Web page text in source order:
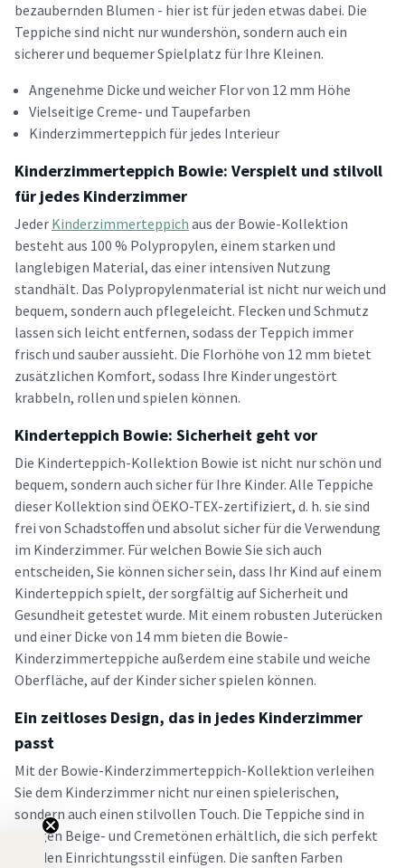
bezaubernden Blumen - hier ist für jeden etwas dabei. Die
Teppiche sind nicht nur wundershön, sondern auch ein
sicherer und bequemer Spielplatz für Ihre Kleinen.
Angenehme Dicke und weicher Flor von 12 mm Höhe
Vielseitige Creme- und Taupefarben
Kinderzimmerteppich für jedes Interieur
Kinderzimmerteppich Bowie: Verspielt und stilvoll
für jedes Kinderzimmer
Jeder Kinderzimmerteppich aus der Bowie-Kollektion
besteht aus 100 % Polypropylen, einem starken und
langlebigen Material, das einer intensiven Nutzung
standhält. Das Polypropylenmaterial ist nicht nur weich und
bequem, sondern auch pflegeleicht. Flecken und Schmutz
lassen sich leicht entfernen, sodass der Teppich immer
frisch und sauber aussieht. Die Florhöhe von 12 mm bietet
zusätzlichen Komfort, sodass Ihre Kinder ungestört
krabbeln, rollen und spielen können.
Kinderteppich Bowie: Sicherheit geht vor
Die Kinderteppich-Kollektion Bowie ist nicht nur schön und
bequem, sondern auch sicher für Ihre Kinder. Alle Teppiche
dieser Kollektion sind ÖEKO-TEX-zertifiziert, d. h. sie sind
frei von Schadstoffen und absolut sicher für die Verwendung
im Kinderzimmer. Für welchen Bowie Sie sich auch
entscheiden, Sie können sicher sein, dass Ihr Kind auf einem
Kinderteppich spielt, der sorgfältig auf Sicherheit und
Gesundheit getestet wurde. Mit einem robusten Juterücken
und einer Dicke von 14 mm bieten die Bowie-
Kinderzimmerteppiche außerdem eine stabile und weiche
Oberfläche, auf der Kinder sicher spielen können.
Ein zeitloses Design, das in jedes Kinderzimmer
passt
Mit der Bowie-Kinderzimmerteppich-Kollektion verleihen
Sie dem Kinderzimmer nicht nur einen spielerischen,
sondern auch einen stilvollen Touch. Die Teppiche sind in
ruhigen Beige- und Cremetönen erhältlich, die sich perfekt
in jeden Einrichtungsstil einfügen. Die sanften Farben